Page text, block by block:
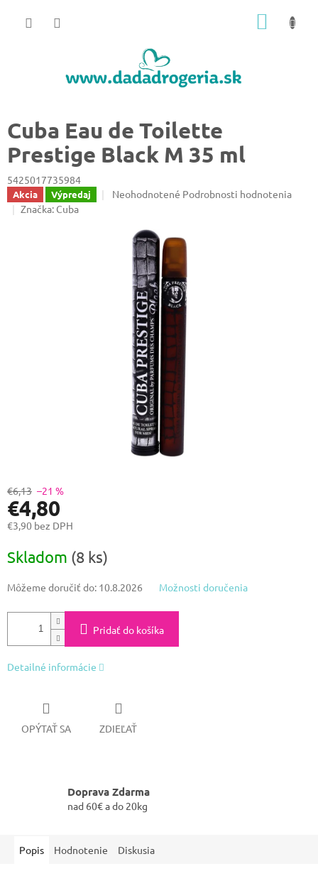
Cuba Eau de Toilette
Prestige Black M 35 ml
5425017735984
Akcia Výpredaj
Priemerné
hviezdičiek.
Neohodnotené Podrobnosti hodnotenia
Značka: Cuba
€6,13 –21 %
€4,80
€3,90 bez DPH
cena:
Skladom (8 ks)
Môžeme doručiť do: 10.8.2026 Možnosti doručenia
Pridať do košíka
Detailné informácie
OPÝTAŤ SA ZDIEĽAŤ
Doprava Zdarma
nad 60€ a do 20kg
Popis Hodnotenie Diskusia